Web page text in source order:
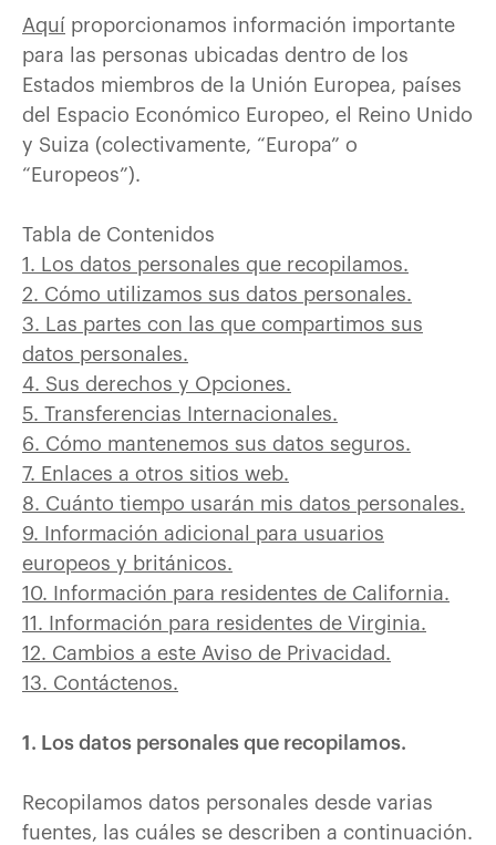
Aquí proporcionamos información importante
para las personas ubicadas dentro de los
Estados miembros de la Unión Europea, países
del Espacio Económico Europeo, el Reino Unido
y Suiza (colectivamente, “Europa” o
“Europeos”).
Tabla de Contenidos
1. Los datos personales que recopilamos.
2. Cómo utilizamos sus datos personales.
3. Las partes con las que compartimos sus
datos personales.
4. Sus derechos y Opciones.
5. Transferencias Internacionales.
6. Cómo mantenemos sus datos seguros.
7. Enlaces a otros sitios web.
8. Cuánto tiempo usarán mis datos personales.
9. Información adicional para usuarios
europeos y británicos.
10. Información para residentes de California.
11. Información para residentes de Virginia.
12. Cambios a este Aviso de Privacidad.
13. Contáctenos.
1. Los datos personales que recopilamos.
Recopilamos datos personales desde varias
fuentes, las cuáles se describen a continuación.